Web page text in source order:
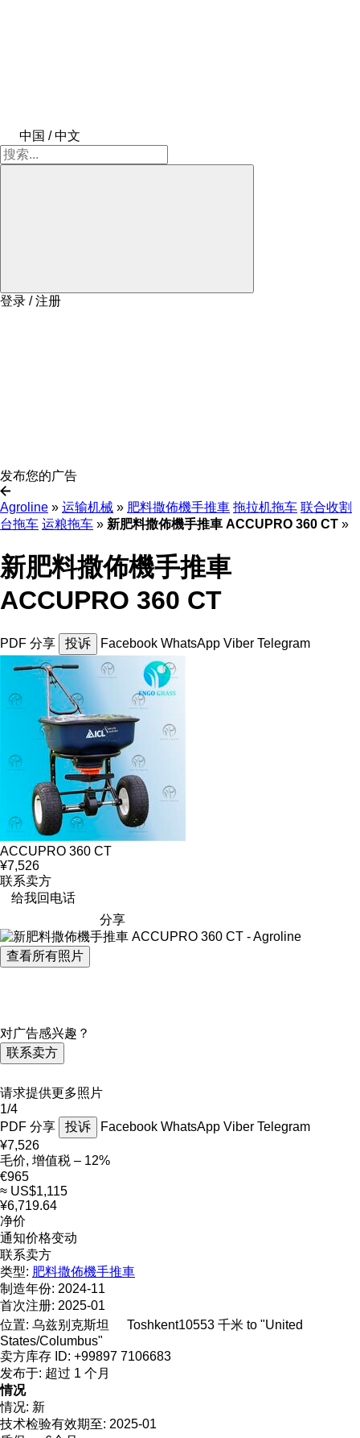
中国 / 中文
登录 / 注册
发布您的广告
Agroline » 运输机械 » 肥料撒佈機手推車 拖拉机拖车 联合收割
台拖车 运粮拖车 » 新肥料撒佈機手推車 ACCUPRO 360 CT »
新肥料撒佈機手推車
ACCUPRO 360 CT
PDF 分享 投诉 Facebook WhatsApp Viber Telegram
ACCUPRO 360 CT
¥7,526
联系卖方
给我回电话
分享
查看所有照片
对广告感兴趣？
联系卖方
请求提供更多照片
1/4
PDF 分享 投诉 Facebook WhatsApp Viber Telegram
¥7,526
毛价, 增值税 – 12%
€965
≈ US$1,115
¥6,719.64
净价
通知价格变动
联系卖方
类型: 肥料撒佈機手推車
制造年份: 2024-11
首次注册: 2025-01
位置: 乌兹别克斯坦 Toshkent10553 千米 to "United
States/Columbus"
卖方库存 ID: +99897 7106683
发布于: 超过 1 个月
情况
情况: 新
技术检验有效期至: 2025-01